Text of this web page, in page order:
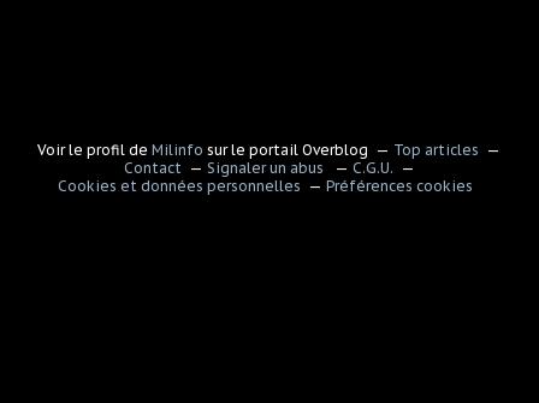
Voir le profil deMilinfo sur le portail Overblog
Top articles
Contact
Signaler un abus
C.G.U.
Cookies et données personnelles
Préférences cookies